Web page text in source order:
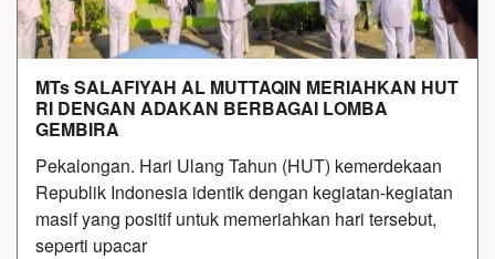
MTs SALAFIYAH AL MUTTAQIN MERIAHKAN HUT
RI DENGAN ADAKAN BERBAGAI LOMBA
GEMBIRA
Pekalongan. Hari Ulang Tahun (HUT) kemerdekaan
Republik Indonesia identik dengan kegiatan-kegiatan
masif yang positif untuk memeriahkan hari tersebut,
seperti upacar